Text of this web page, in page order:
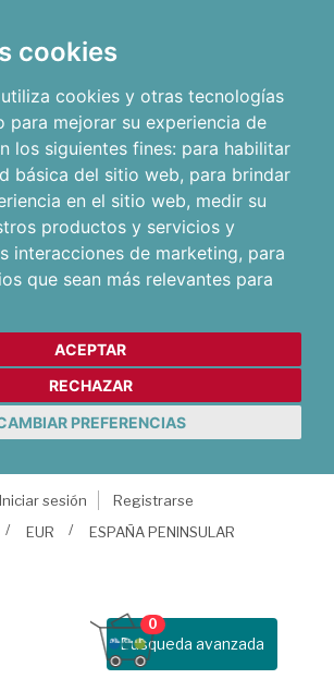
cookies
cookies y otras tecnologías
para mejorar su experiencia de
los siguientes fines: para habilitar
básica del sitio web, para brindar
en el sitio web, medir su
productos y servicios y
interacciones de marketing, para
que sean más relevantes para
ACEPTAR
RECHAZAR
PREFERENCIAS
Iniciar sesión
Registrarse
EUR ESPAÑA PENINSULAR
Busqueda avanzada
0